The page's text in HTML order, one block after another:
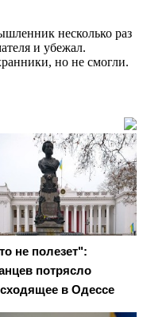
несколько раз
и убежал.
но не смогли.
не полезет":
потрясло
в Одессе